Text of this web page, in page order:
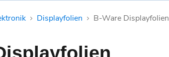
Displayfolien B-Ware Displayfolien